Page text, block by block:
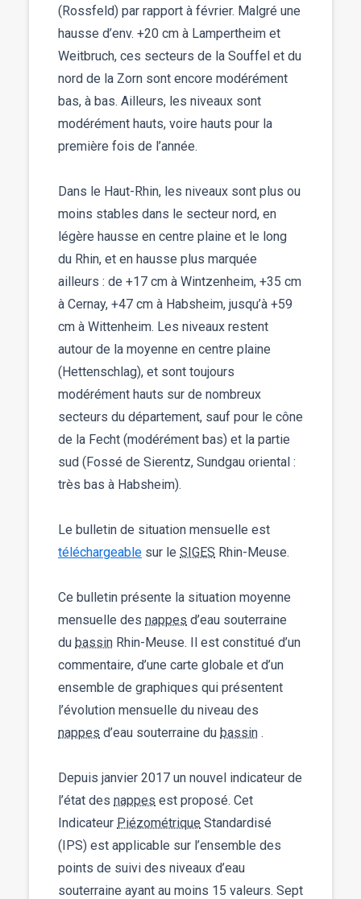
(Rossfeld) par rapport à février. Malgré une
hausse d’env. +20 cm à Lampertheim et
Weitbruch, ces secteurs de la Souffel et du
nord de la Zorn sont encore modérément
bas, à bas. Ailleurs, les niveaux sont
modérément hauts, voire hauts pour la
première fois de l’année.
Dans le Haut-Rhin, les niveaux sont plus ou
moins stables dans le secteur nord, en
légère hausse en centre plaine et le long
du Rhin, et en hausse plus marquée
ailleurs : de +17 cm à Wintzenheim, +35 cm
à Cernay, +47 cm à Habsheim, jusqu’à +59
cm à Wittenheim. Les niveaux restent
autour de la moyenne en centre plaine
(Hettenschlag), et sont toujours
modérément hauts sur de nombreux
secteurs du département, sauf pour le cône
de la Fecht (modérément bas) et la partie
sud (Fossé de Sierentz, Sundgau oriental :
très bas à Habsheim).
Le bulletin de situation mensuelle est
téléchargeable sur le SIGES Rhin-Meuse.
Ce bulletin présente la situation moyenne
mensuelle des nappes d’eau souterraine
du bassin Rhin-Meuse. Il est constitué d’un
commentaire, d’une carte globale et d’un
ensemble de graphiques qui présentent
l’évolution mensuelle du niveau des
nappes d’eau souterraine du bassin .
Depuis janvier 2017 un nouvel indicateur de
l’état des nappes est proposé. Cet
Indicateur Piézométrique Standardisé
(IPS) est applicable sur l’ensemble des
points de suivi des niveaux d’eau
souterraine ayant au moins 15 valeurs. Sept